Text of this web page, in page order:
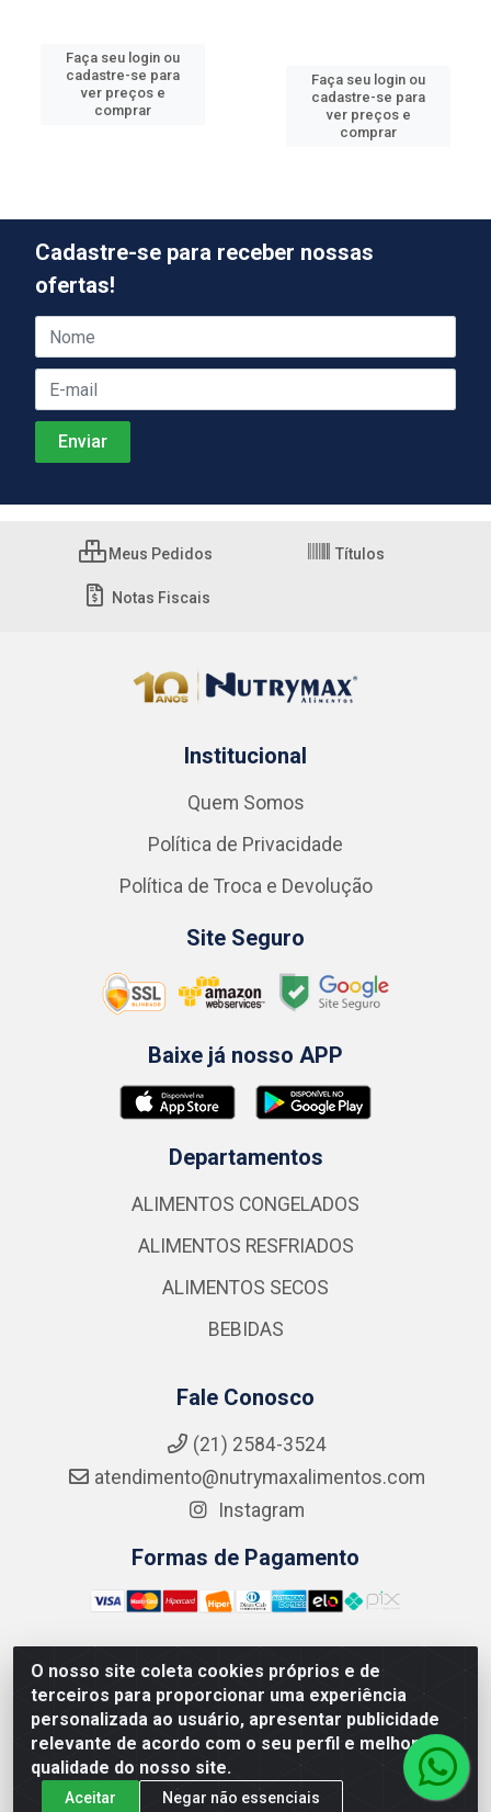
Faça seu login ou
cadastre-se para
ver preços e
comprar
Faça seu login ou
cadastre-se para
ver preços e
comprar
O nosso site coleta cookies próprios e de
terceiros para proporcionar uma experiência
personalizada ao usuário, apresentar publicidade
relevante de acordo com o seu perfil e melhorar a
qualidade do nosso site.
Aceitar Negar não essenciais
Cadastre-se para receber nossas
ofertas!
Meus Pedidos Títulos
Notas Fiscais
Institucional
Quem Somos
Política de Privacidade
Política de Troca e Devolução
Site Seguro
Baixe já nosso APP
Departamentos
ALIMENTOS CONGELADOS
ALIMENTOS RESFRIADOS
ALIMENTOS SECOS
BEBIDAS
Fale Conosco
(21) 2584-3524
atendimento@nutrymaxalimentos.com
Instagram
Formas de Pagamento
NUTRY MAX COMÉRCIO DE PRODUTOS ALIMENTICIOS
LTDA - RUA DO FEIJÃO, 721 PENHA CIRCULAR/RJ -
CNPJ: 15.796.122/0001-03